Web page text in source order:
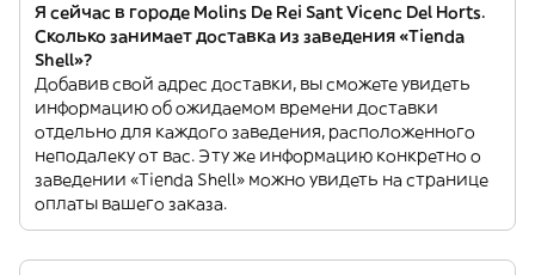
Я сейчас в городе Molins De Rei Sant Vicenc Del Horts.
Сколько занимает доставка из заведения «Tienda
Shell»?
Добавив свой адрес доставки, вы сможете увидеть
информацию об ожидаемом времени доставки
отдельно для каждого заведения, расположенного
неподалеку от вас. Эту же информацию конкретно о
заведении «Tienda Shell» можно увидеть на странице
оплаты вашего заказа.